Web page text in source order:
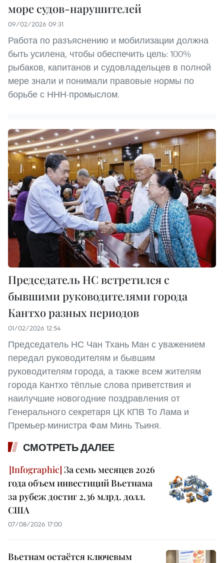
море судов-нарушителей
09/02/2026 09:31
Работа по разъяснению и мобилизации должна
быть усилена, чтобы обеспечить цель: 100%
рыбаков, капитанов и судовладельцев в полной
мере знали и понимали правовые нормы по
борьбе с ННН-промыслом.
Председатель НС встретился с
бывшими руководителями города
Кантхо разных периодов
01/02/2026 12:54
Председатель НС Чан Тхань Ман с уважением
передал руководителям и бывшим
руководителям города, а также всем жителям
города Кантхо тёплые слова приветствия и
наилучшие новогодние поздравления от
Генерального секретаря ЦК КПВ То Лама и
Премьер-министра Фам Минь Тьиня.
СМОТРЕТЬ ДАЛЕЕ
За семь месяцев 2026
года объем инвестиций Вьетнама
за рубеж достиг 2,36 млрд. долл.
США
07/08/2026 17:00
Вьетнам остаётся ключевым